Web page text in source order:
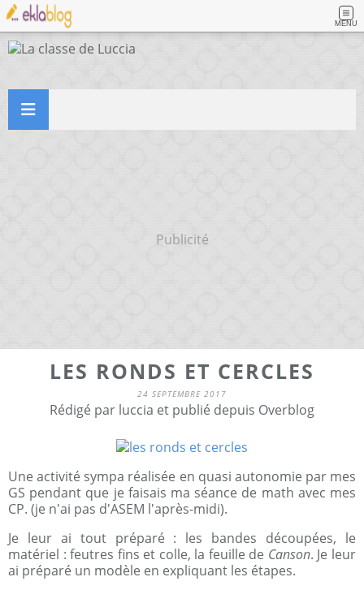
MENU
Publicité
LES RONDS ET CERCLES
24 SEPTEMBRE 2017
Rédigé par luccia et publié depuis Overblog
Une activité sympa réalisée en quasi autonomie par mes
GS pendant que je faisais ma séance de math avec mes
CP. (je n'ai pas d'ASEM l'après-midi).
Je leur ai tout préparé : les bandes découpées, le
matériel : feutres fins et colle, la feuille de Canson. Je leur
ai préparé un modèle en expliquant les étapes.